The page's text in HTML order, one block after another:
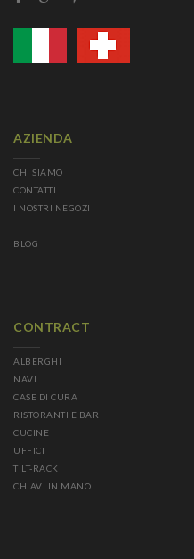
AZIENDA
CHI SIAMO
CONTATTI
I NOSTRI NEGOZI
BLOG
CONTRACT
ALBERGHI
NAVI
CASE DI CURA
RISTORANTI E BAR
CUCINE
UFFICI
TILT-RACK
CHIAVI IN MANO